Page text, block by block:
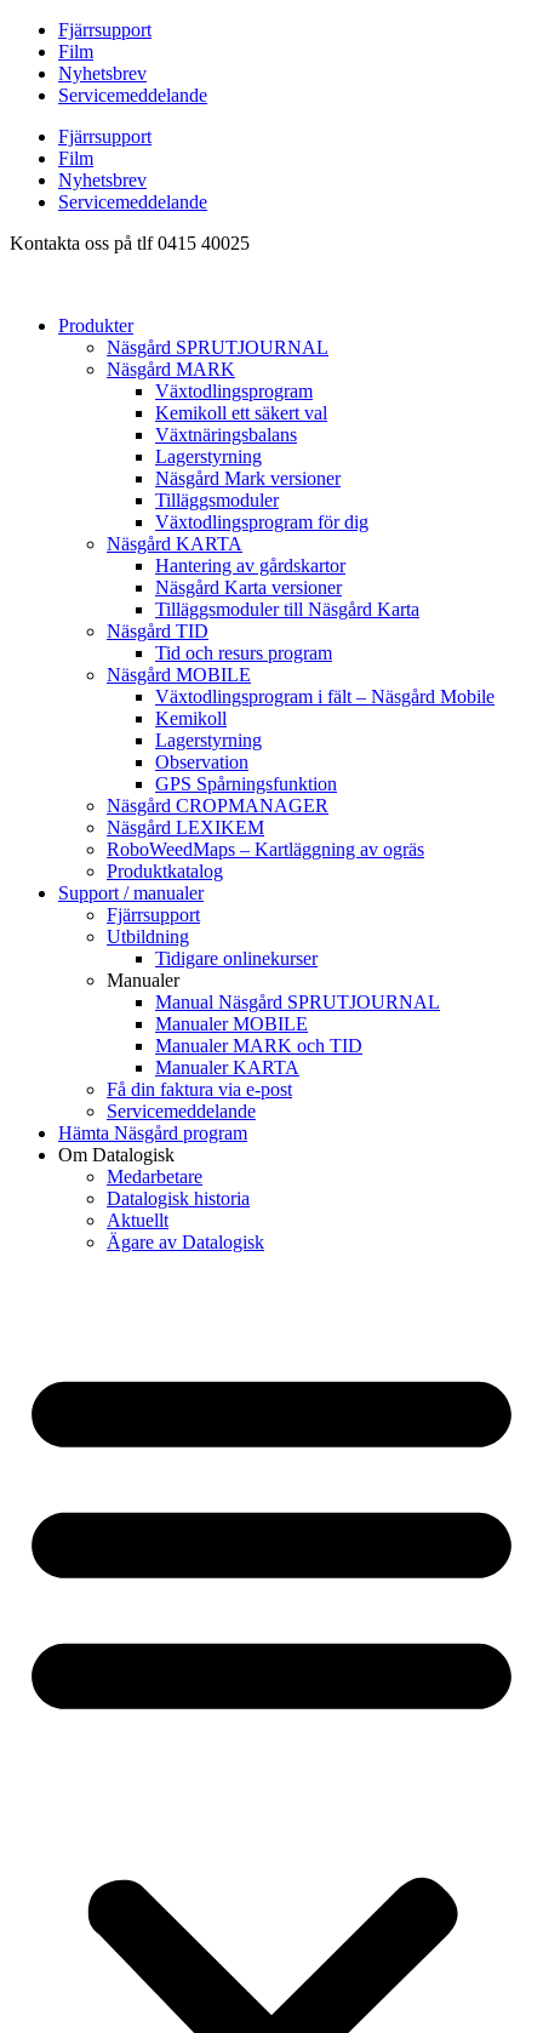
Hoppa
innehåll
Fjärrsupport
Film
Nyhetsbrev
Servicemeddelande
Fjärrsupport
Film
Nyhetsbrev
Servicemeddelande
Kontakta oss på tlf 0415 40025
Produkter
Näsgård SPRUTJOURNAL
Näsgård MARK
Växtodlingsprogram
Kemikoll ett säkert val
Växtnäringsbalans
Lagerstyrning
Näsgård Mark versioner
Tilläggsmoduler
Växtodlingsprogram för dig
Näsgård KARTA
Hantering av gårdskartor
Näsgård Karta versioner
Tilläggsmoduler till Näsgård Karta
Näsgård TID
Tid och resurs program
Näsgård MOBILE
Växtodlingsprogram i fält – Näsgård Mobile
Kemikoll
Lagerstyrning
Observation
GPS Spårningsfunktion
Näsgård CROPMANAGER
Näsgård LEXIKEM
RoboWeedMaps – Kartläggning av ogräs
Produktkatalog
Support / manualer
Fjärrsupport
Utbildning
Tidigare onlinekurser
Manualer
Manual Näsgård SPRUTJOURNAL
Manualer MOBILE
Manualer MARK och TID
Manualer KARTA
Få din faktura via e-post
Servicemeddelande
Hämta Näsgård program
Om Datalogisk
Medarbetare
Datalogisk historia
Aktuellt
Ägare av Datalogisk